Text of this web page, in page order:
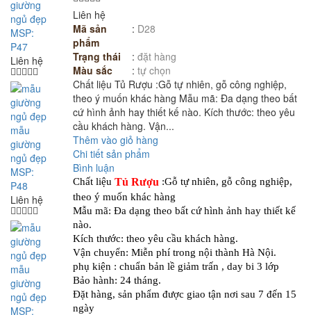
giường
ngủ đẹp
MSP:
P47
Liên hệ
mẫu
giường
ngủ đẹp
MSP:
P48
Liên hệ
mẫu
giường
ngủ đẹp
MSP:
Liên hệ
Mã sản
phẩm
: D28
Trạng thái
: đặt hàng
Màu sắc
: tự chọn
Chất liệu Tủ Rượu :Gỗ tự nhiên, gỗ công nghiệp,
theo ý muốn khác hàng Mẫu mã: Đa dạng theo bất
cứ hình ảnh hay thiết kế nào. Kích thước: theo yêu
cầu khách hàng. Vận...
Thêm vào giỏ hàng
Chi tiết sản phẩm
Bình luận
Chất liệu Tủ Rượu :Gỗ tự nhiên, gỗ công nghiệp,
theo ý muốn khác hàng
Mẫu mã: Đa dạng theo bất cứ hình ảnh hay thiết kế
nào.
Kích thước: theo yêu cầu khách hàng.
Vận chuyển: Miễn phí trong nội thành Hà Nội.
phụ kiện : chuẩn bản lề giảm trấn , day bi 3 lớp
Bảo hành: 24 tháng.
Đặt hàng, sản phẩm được giao tận nơi sau 7 đến 15
ngày